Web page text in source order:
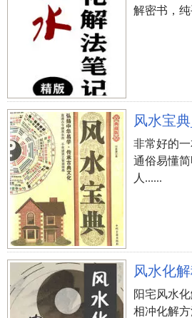
立即购买
解密书，
风水宝
非常好的
通俗易懂
人......
风水化
阳宅风水
相冲化解